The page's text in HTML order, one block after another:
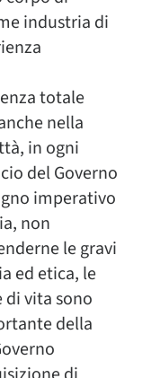
industria di
totale
nella
in ogni
del Governo
imperativo
non
le gravi
ed etica, le
di vita sono
della